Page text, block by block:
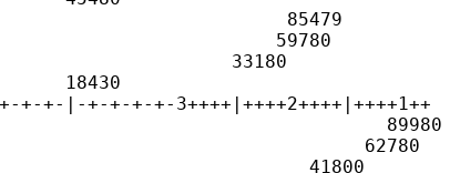
85479
59780
33180
18430
+-+-|-+-+-+-+-3++++|++++2++++|++++1++
89980
62780
41800